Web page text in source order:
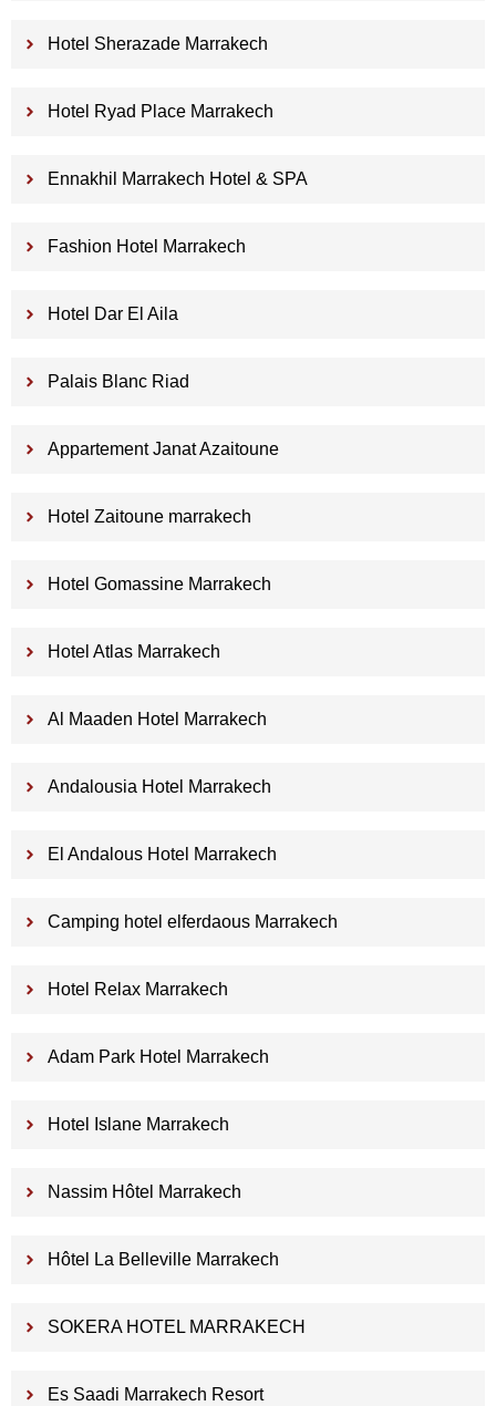
Hotel Sherazade Marrakech
Hotel Ryad Place Marrakech
Ennakhil Marrakech Hotel & SPA
Fashion Hotel Marrakech
Hotel Dar El Aila
Palais Blanc Riad
Appartement Janat Azaitoune
Hotel Zaitoune marrakech
Hotel Gomassine Marrakech
Hotel Atlas Marrakech
Al Maaden Hotel Marrakech
Andalousia Hotel Marrakech
El Andalous Hotel Marrakech
Camping hotel elferdaous Marrakech
Hotel Relax Marrakech
Adam Park Hotel Marrakech
Hotel Islane Marrakech
Nassim Hôtel Marrakech
Hôtel La Belleville Marrakech
SOKERA HOTEL MARRAKECH
Es Saadi Marrakech Resort